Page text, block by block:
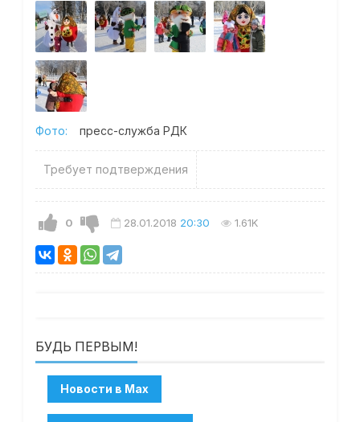
Фото: пресс-служба РДК
Требует подтверждения
0 28.01.2018 20:30 1.61K
БУДЬ ПЕРВЫМ!